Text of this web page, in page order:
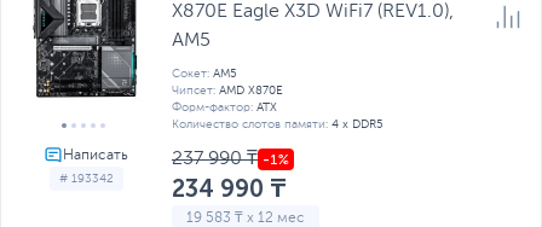
# 193342
X870E Eagle X3D WiFi7 (REV1.0),
AM5
Сокет: AM5
Чипсет: AMD X870E
Форм-фактор: ATX
Количество слотов памяти: 4 x DDR5
237 990 ₸
234 990 ₸
19 583 ₸ x 12 мес